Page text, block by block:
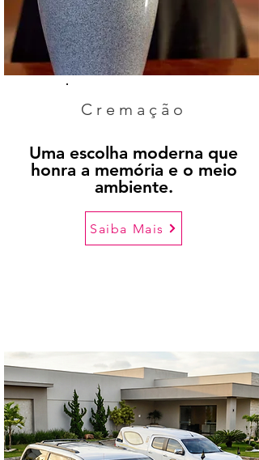
Cremação
Uma escolha moderna que
honra a memória e o meio
ambiente.
Saiba Mais